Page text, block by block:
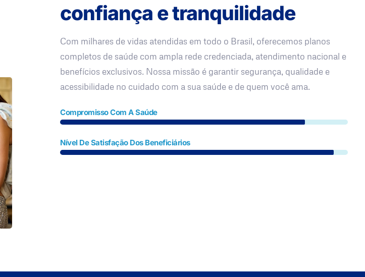
confiança e tranquilidade
Com milhares de vidas atendidas em todo o Brasil, oferecemos planos
completos de saúde com ampla rede credenciada, atendimento nacional e
benefícios exclusivos. Nossa missão é garantir segurança, qualidade e
acessibilidade no cuidado com a sua saúde e de quem você ama.
Compromisso Com A Saúde
Nível De Satisfação Dos Beneficiários